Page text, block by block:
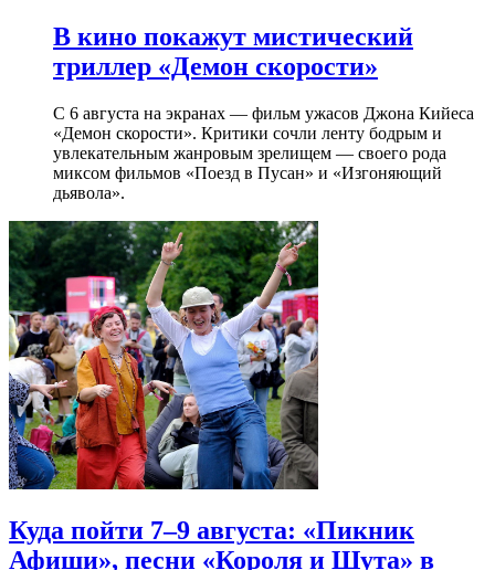
В кино покажут мистический
триллер «Демон скорости»
С 6 августа на экранах — фильм ужасов Джона Кийеса
«Демон скорости». Критики сочли ленту бодрым и
увлекательным жанровым зрелищeм — своего рода
миксом фильмов «Поезд в Пусан» и «Изгоняющий
дьявола».
Куда пойти 7–9 августа: «Пикник
Афиши», песни «Короля и Шута» в